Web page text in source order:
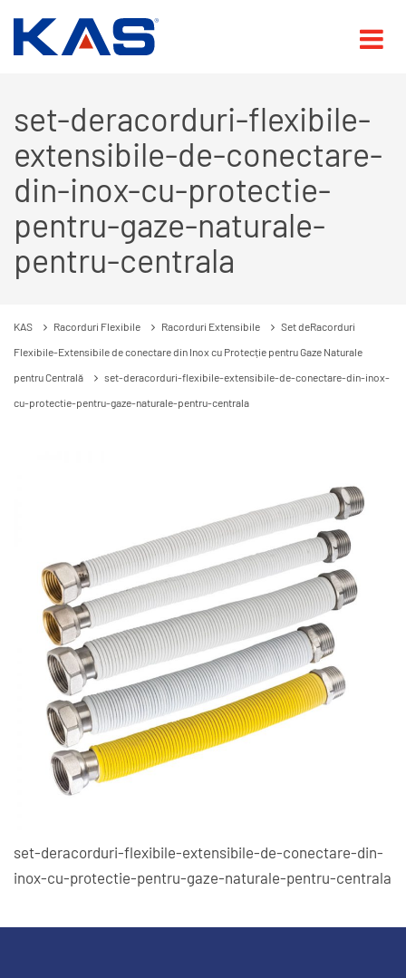
set-deracorduri-flexibile-
extensibile-de-conectare-
din-inox-cu-protectie-
pentru-gaze-naturale-
pentru-centrala
KAS Racorduri Flexibile Racorduri Extensibile
Set deRacorduri
Flexibile-Extensibile de conectare din Inox cu Protecție pentru Gaze Naturale
pentru Centrală
set-deracorduri-flexibile-extensibile-de-conectare-din-inox-
cu-protectie-pentru-gaze-naturale-pentru-centrala
set-deracorduri-flexibile-extensibile-de-conectare-din-
inox-cu-protectie-pentru-gaze-naturale-pentru-centrala